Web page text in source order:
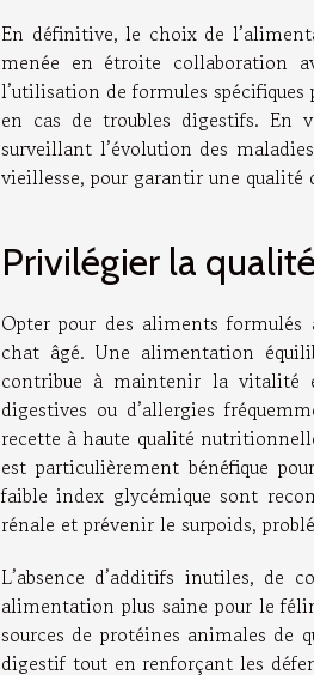
En définitive, le choix de
menée en étroite collaboration
l’utilisation de formules
en cas de troubles digestifs. En
surveillant l’évolution des
vieillesse, pour garantir une qualité
Privilégier la
Opter pour des aliments formulés
chat âgé. Une alimentation
contribue à maintenir la vitalité
digestives ou d’allergies
recette à haute qualité
est particulièrement bénéfique
faible index glycémique sont
rénale et prévenir le surpoids,
L’absence d’additifs inutiles, de
alimentation plus saine pour le
sources de protéines animales de
digestif tout en renforçant les